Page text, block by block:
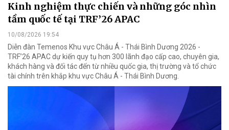
Kinh nghiệm thực chiến và những góc nhìn
tầm quốc tế tại TRF’26 APAC
10/08/2026 19:54
Diễn đàn Temenos Khu vực Châu Á - Thái Bình Dương 2026 -
TRF’26 APAC dự kiến quy tụ hơn 300 lãnh đạo cấp cao, chuyên gia,
khách hàng và đối tác đến từ nhiều quốc gia, thị trường và tổ chức
tài chính trên khắp khu vực Châu Á - Thái Bình Dương.